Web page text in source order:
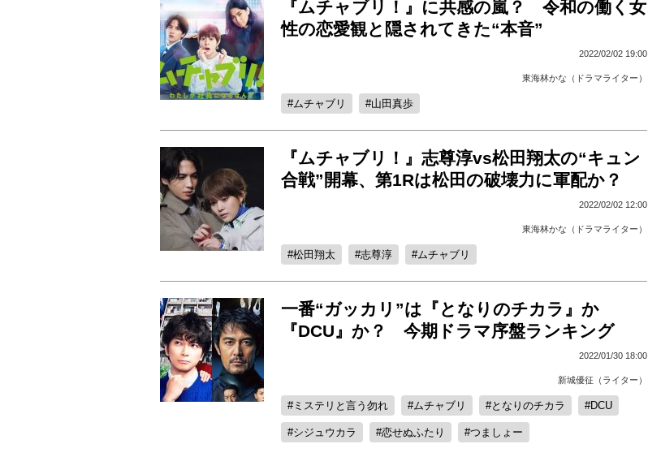
『ムチャブリ！』に共感の嵐？ 令和の働く女
性の恋愛観と隠されてきた“本音”
2022/02/02 19:00
東海林かな（ドラマライター）
ムチャブリ 山田真歩
『ムチャブリ！』志尊淳vs松田翔太の“キュン
合戦”開幕、第1Rは松田の破壊力に軍配か？
2022/02/02 12:00
東海林かな（ドラマライター）
松田翔太 志尊淳 ムチャブリ
一番“ガッカリ”は『となりのチカラ』か
『DCU』か？ 今期ドラマ序盤ランキング
2022/01/30 18:00
新城優征（ライター）
ミステリと言う勿れ ムチャブリ となりのチカラ DCU
シジュウカラ 恋せぬふたり つましょー